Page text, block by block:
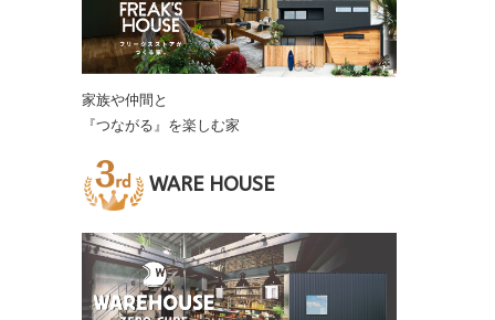
家族や仲間と
『つながる』を楽しむ家
WARE HOUSE